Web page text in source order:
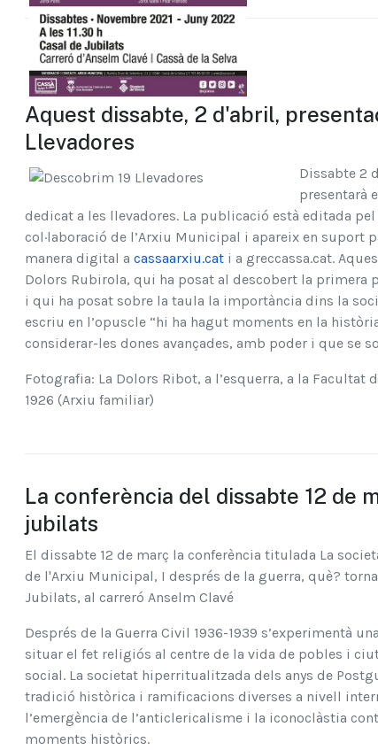
Aquest dissabte, 2 d'abril,
Llevadores
Dissabte 2
presentarà
dedicat a les llevadores. La publicació està editada
col·laboració de l’Arxiu Municipal i apareix en
manera digital a cassaarxiu.cati a greccassa.cat.
Dolors Rubirola, qui ha posat al descobert la primera
i qui ha posat sobre la taula la importància dins la
escriu en l’opuscle “hi ha hagut moments en la
considerar-les dones avançades, amb poder i que se
Fotografia: La Dolors Ribot, a l’esquerra, a la Facultat
1926 (Arxiu familiar)
La conferència del dissabte 12 de
jubilats
El dissabte 12 de març la conferència titulada La
de l'Arxiu Municipal, I després de la guerra, què?
Jubilats, al carreró Anselm Clavé
Després de la Guerra Civil 1936-1939 s’experimentà
situar el fet religiós al centre de la vida de pobles i
social. La societat hiperritualitzada dels anys de
tradició històrica i ramificacions diverses a nivell
l’emergència de l’anticlericalisme i la iconoclàstia
moments històrics.